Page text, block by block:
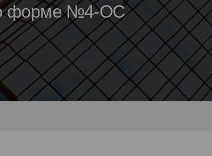
форме №4-ОС